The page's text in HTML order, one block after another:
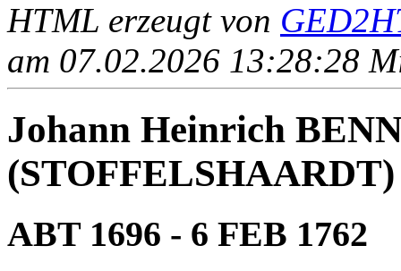
HTML erzeugt von
am 07.02.2026 13:28:28
Johann Heinrich
(STOFFELSHAARDT)
ABT 1696 - 6 FEB 1762